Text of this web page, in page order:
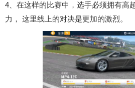
4、在这样的比赛中，选手必须拥有高
力， 这里线上的对决是更加的激烈。